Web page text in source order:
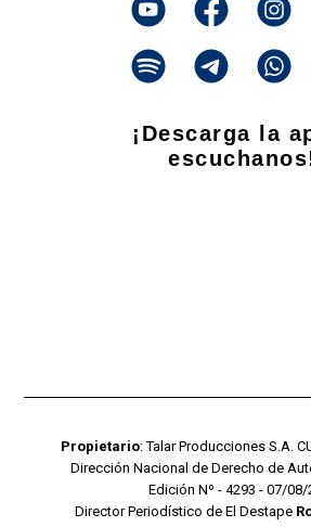
¡Descarga la
Propietario: Talar Producciones S.A.
Dirección Nacional de Derecho de
Edición Nº - 4293 - 07/08/
Director Periodístico de El Destape